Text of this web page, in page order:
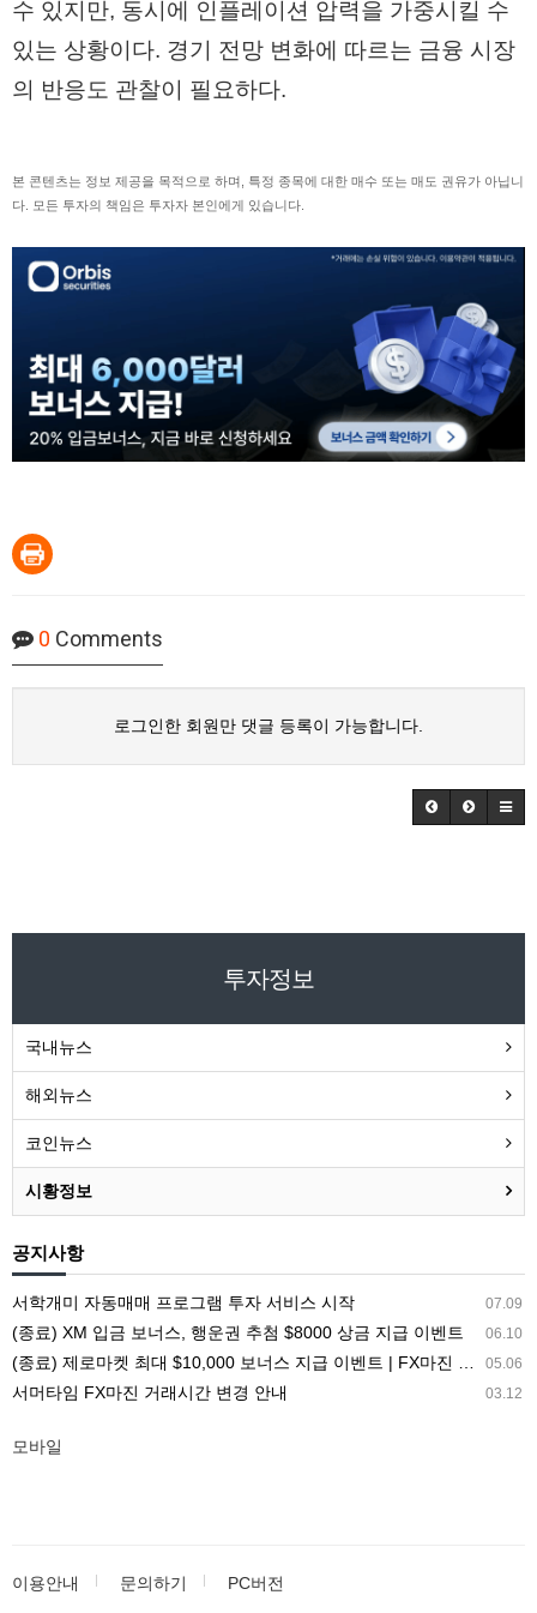
수 있지만, 동시에 인플레이션 압력을 가중시킬 수
있는 상황이다. 경기 전망 변화에 따르는 금융 시장
의 반응도 관찰이 필요하다.
본 콘텐츠는 정보 제공을 목적으로 하며, 특정 종목에 대한 매수 또는 매도 권유가 아닙니
다. 모든 투자의 책임은 투자자 본인에게 있습니다.
0 Comments
로그인한 회원만 댓글 등록이 가능합니다.
투자정보
국내뉴스
해외뉴스
코인뉴스
시황정보
공지사항
07.09
서학개미 자동매매 프로그램 투자 서비스 시작
06.10
(종료) XM 입금 보너스, 행운권 추첨 $8000 상금 지급 이벤트
05.06
(종료) 제로마켓 최대 $10,000 보너스 지급 이벤트 | FX마진 해외거래소 ZEROMARKETS
03.12
서머타임 FX마진 거래시간 변경 안내
모바일
이용안내 문의하기 PC버전